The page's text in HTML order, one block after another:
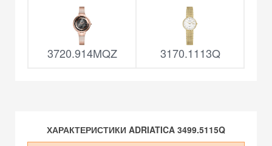
3720.914MQZ 3170.1113Q
ХАРАКТЕРИСТИКИ ADRIATICA 3499.5115Q